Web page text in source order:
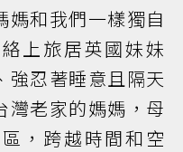
媽和我們一樣獨自
上旅居英國妹妹
強忍著睡意且隔天
灣老家的媽媽，母
，跨越時間和空